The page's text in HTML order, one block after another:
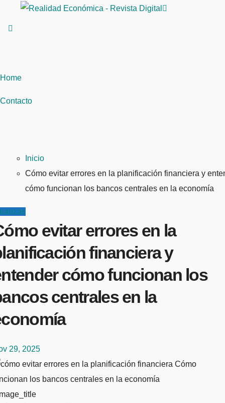
Home
Contacto
Inicio
Cómo evitar errores en la planificación financiera y
cómo funcionan los bancos centrales en la economía
evitar errores en la
financiera y
cómo funcionan los
centrales en la
29, 2025